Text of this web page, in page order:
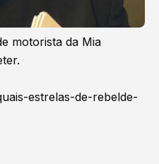
motorista da Mia
estrelas-de-rebelde-